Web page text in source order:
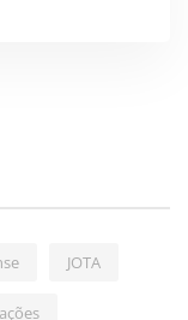
JOTA